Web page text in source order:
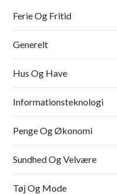
Ferie Og Fritid
Generelt
Hus Og Have
Informationsteknologi
Penge Og Økonomi
Sundhed Og Velvære
Tøj Og Mode